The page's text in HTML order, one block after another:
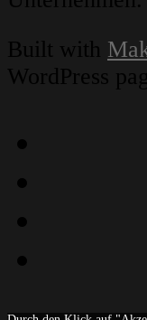
Built with
WordPress